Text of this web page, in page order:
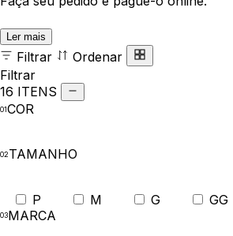
Ler mais
Filtrar
Ordenar
Filtrar
16 ITENS
COR
TAMANHO
P M G
GG
MARCA